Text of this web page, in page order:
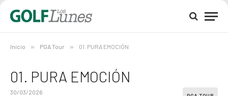
Inicio » PGA Tour » 01. PURA EMOCIÓN
01. PURA EMOCIÓN
30/03/2026